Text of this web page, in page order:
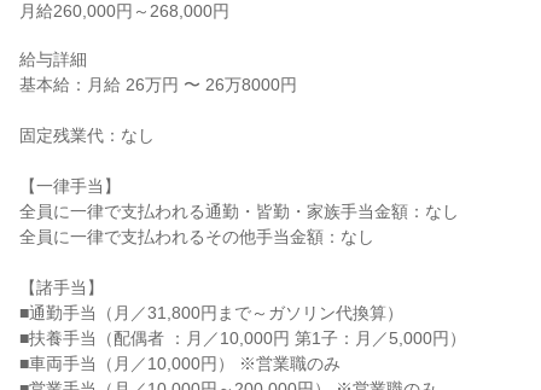
月給260,000円～268,000円
給与詳細
基本給：月給 26万円 〜 26万8000円
固定残業代：なし
【一律手当】
全員に一律で支払われる通勤・皆勤・家族手当金額：なし
全員に一律で支払われるその他手当金額：なし
【諸手当】
■通勤手当（月／31,800円まで～ガソリン代換算）
■扶養手当（配偶者 ：月／10,000円 第1子：月／5,000円）
■車両手当（月／10,000円） ※営業職のみ